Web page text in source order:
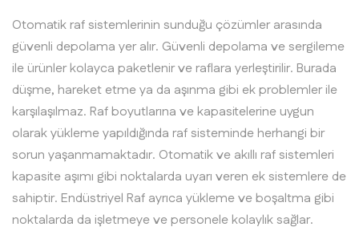
Otomatik raf sistemlerinin sunduğu çözümler arasında
güvenli depolama yer alır. Güvenli depolama ve sergileme
ile ürünler kolayca paketlenir ve raflara yerleştirilir. Burada
düşme, hareket etme ya da aşınma gibi ek problemler ile
karşılaşılmaz. Raf boyutlarına ve kapasitelerine uygun
olarak yükleme yapıldığında raf sisteminde herhangi bir
sorun yaşanmamaktadır. Otomatik ve akıllı raf sistemleri
kapasite aşımı gibi noktalarda uyarı veren ek sistemlere de
sahiptir. Endüstriyel Raf ayrıca yükleme ve boşaltma gibi
noktalarda da işletmeye ve personele kolaylık sağlar.